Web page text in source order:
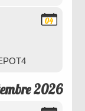
04
2026